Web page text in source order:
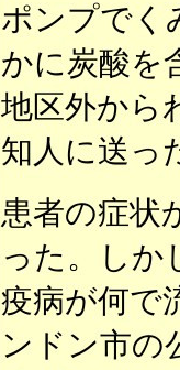
ポンプでく
かに炭酸を
地区外から
知人に送っ
患者の症状
った。しか
疫病が何で
ンドン市の